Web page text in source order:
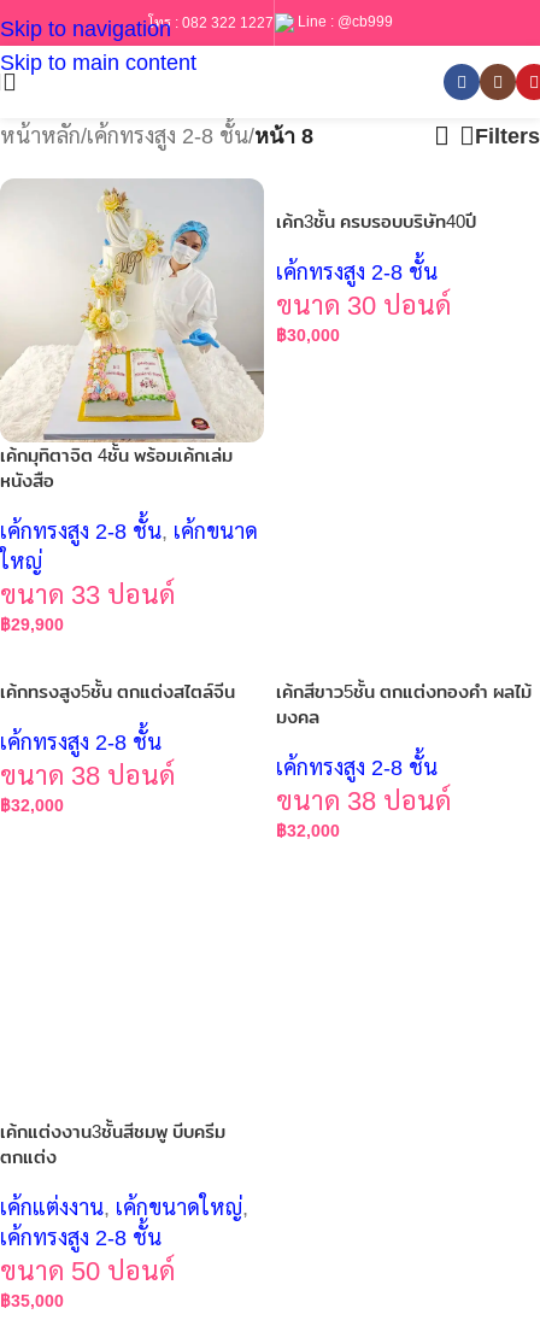
Skip to navigation
Skip to main content
โทร : 082 322 1227 Line : @cb999
หน้าหลัก/เค้กทรงสูง 2-8 ชั้น/หน้า 8 Filters
เค้กมุทิตาจิต 4ชั้น พร้อมเค้กเล่ม
หนังสือ
เค้กทรงสูง 2-8 ชั้น, เค้กขนาด
ใหญ่
ขนาด 33 ปอนด์
฿29,900
เค้ก3ชั้น ครบรอบบริษัท40ปี
เค้กทรงสูง 2-8 ชั้น
ขนาด 30 ปอนด์
฿30,000
เค้กทรงสูง5ชั้น ตกแต่งสไตล์จีน
เค้กทรงสูง 2-8 ชั้น
ขนาด 38 ปอนด์
฿32,000
เค้กสีขาว5ชั้น ตกแต่งทองคำ ผลไม้
มงคล
เค้กทรงสูง 2-8 ชั้น
ขนาด 38 ปอนด์
฿32,000
เค้กแต่งงาน3ชั้นสีชมพู บีบครีม
ตกแต่ง
เค้กแต่งงาน, เค้กขนาดใหญ่,
เค้กทรงสูง 2-8 ชั้น
ขนาด 50 ปอนด์
฿35,000